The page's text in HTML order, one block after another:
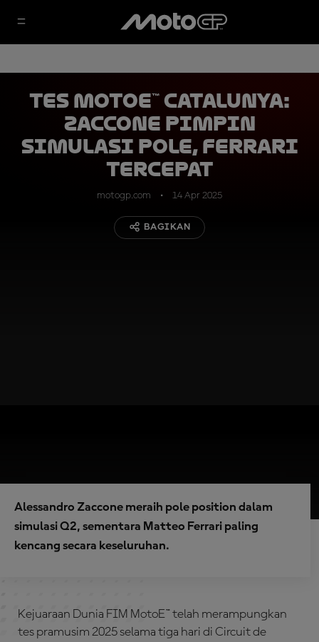
Tes MotoE™ Catalunya:
Zaccone Pimpin
Simulasi Pole, Ferrari
Tercepat
motogp.com 14 Apr 2025
BAGIKAN
Alessandro Zaccone meraih pole position dalam
simulasi Q2, sementara Matteo Ferrari paling
kencang secara keseluruhan.
Kejuaraan Dunia FIM MotoE™ telah merampungkan
tes pramusim 2025 selama tiga hari di Circuit de